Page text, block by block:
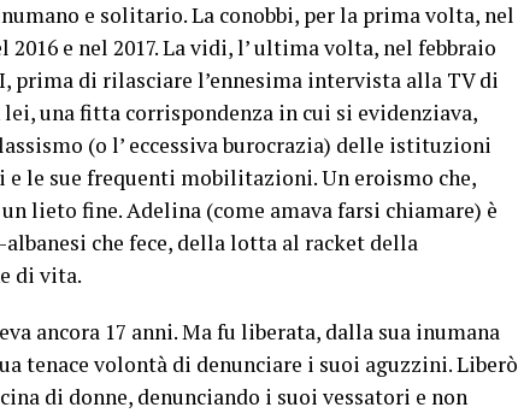
e solitario. La conobbi, per la prima volta, nel
e nel 2017. La vidi, l’ ultima volta, nel febbraio
prima di rilasciare l’ennesima intervista alla TV di
una fitta corrispondenza in cui si evidenziava,
(o l’ eccessiva burocrazia) delle istituzioni
le sue frequenti mobilitazioni. Un eroismo che,
lieto fine. Adelina (come amava farsi chiamare) è
che fece, della lotta al racket della
di vita.
ancora 17 anni. Ma fu liberata, dalla sua inumana
tenace volontà di denunciare i suoi aguzzini. Liberò
di donne, denunciando i suoi vessatori e non